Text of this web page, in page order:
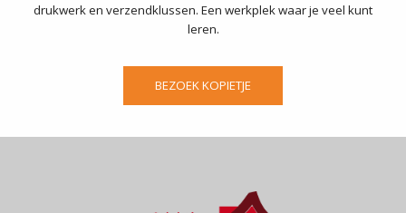
drukwerk en verzendklussen. Een werkplek waar je veel kunt
leren.
BEZOEK KOPIETJE